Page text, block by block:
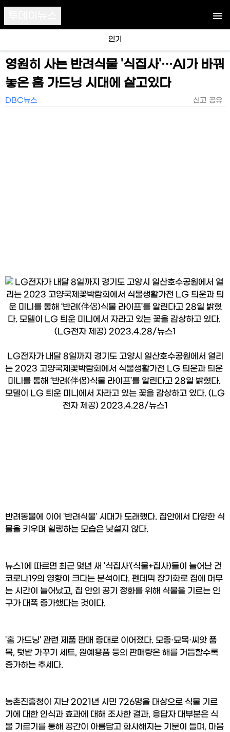
인기
영원히 사는 반려식물 '식집사'…AI가 바꿔
놓은 홈 가드닝 시대에 살고있다
DBC뉴스 신고 공유
LG전자가 내달 8일까지 경기도 고양시 일산호수공원에서 열리
는 2023 고양국제꽃박람회에서 식물생활가전 LG 틔운과 틔운
미니를 통해 ‘반려(伴侶)식물 라이프’를 알린다고 28일 밝혔다.
모델이 LG 틔운 미니에서 자라고 있는 꽃을 감상하고 있다. (LG
전자 제공) 2023.4.28/뉴스1
반려동물에 이어 '반려식물' 시대가 도래했다. 집안에서 다양한 식
물을 키우며 힐링하는 모습은 낯설지 않다.
뉴스1에 따르면 최근 몇년 새 '식집사'(식물+집사)들이 늘어난 건
코로나19의 영향이 크다는 분석이다. 펜데믹 장기화로 집에 머무
는 시간이 늘어났고, 집 안의 공기 정화를 위해 식물을 기르는 인
구가 대폭 증가했다는 것이다.
'홈 가드닝' 관련 제품 판매 증대로 이어졌다. 모종·묘목·씨앗 품
목, 텃밭 가꾸기 세트, 원예용품 등의 판매량은 해를 거듭할수록
증가하는 추세다.
농촌진흥청이 지난 2021년 시민 726명을 대상으로 식물 기르
기에 대한 인식과 효과에 대해 조사한 결과, 응답자 대부분은 식
물 기르기를 통해 공간이 아름답고 화사해지는 기분이 들며, 마음